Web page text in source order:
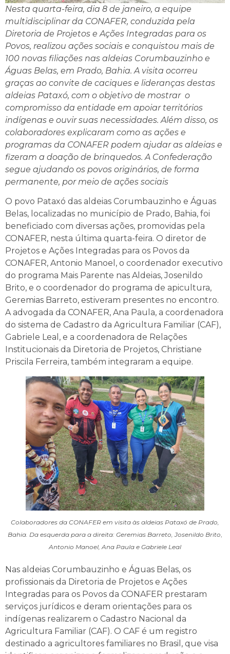
Nesta quarta-feira, dia 8 de janeiro, a equipe
multidisciplinar da CONAFER, conduzida pela
Diretoria de Projetos e Ações Integradas para os
Povos, realizou ações sociais e conquistou mais de
100 novas filiações nas aldeias Corumbauzinho e
Águas Belas, em Prado, Bahia. A visita ocorreu
graças ao convite de caciques e lideranças destas
aldeias Pataxó, com o objetivo de mostrar o
compromisso da entidade em apoiar territórios
indígenas e ouvir suas necessidades. Além disso, os
colaboradores explicaram como as ações e
programas da CONAFER podem ajudar as aldeias e
fizeram a doação de brinquedos. A Confederação
segue ajudando os povos originários, de forma
permanente, por meio de ações sociais
O povo Pataxó das aldeias Corumbauzinho e Águas
Belas, localizadas no município de Prado, Bahia, foi
beneficiado com diversas ações, promovidas pela
CONAFER, nesta última quarta-feira. O diretor de
Projetos e Ações Integradas para os Povos da
CONAFER, Antonio Manoel, o coordenador executivo
do programa Mais Parente nas Aldeias, Josenildo
Brito, e o coordenador do programa de apicultura,
Geremias Barreto, estiveram presentes no encontro.
A advogada da CONAFER, Ana Paula, a coordenadora
do sistema de Cadastro da Agricultura Familiar (CAF),
Gabriele Leal, e a coordenadora de Relações
Institucionais da Diretoria de Projetos, Christiane
Priscila Ferreira, também integraram a equipe.
Colaboradores da CONAFER em visita às aldeias Pataxó de Prado,
Bahia. Da esquerda para a direita: Geremias Barreto, Josenildo Brito,
Antonio Manoel, Ana Paula e Gabriele Leal
Nas aldeias Corumbauzinho e Águas Belas, os
profissionais da Diretoria de Projetos e Ações
Integradas para os Povos da CONAFER prestaram
serviços jurídicos e deram orientações para os
indígenas realizarem o Cadastro Nacional da
Agricultura Familiar (CAF). O CAF é um registro
destinado a agricultores familiares no Brasil, que visa